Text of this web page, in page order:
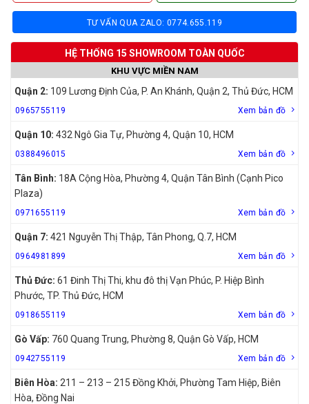
TƯ VẤN QUA ZALO: 0774.655.119
HỆ THỐNG 15 SHOWROOM TOÀN QUỐC
KHU VỰC MIỀN NAM
Quận 2: 109 Lương Định Của, P. An Khánh, Quận 2, Thủ Đức, HCM
0965755119 Xem bản đồ
Quận 10: 432 Ngô Gia Tự, Phường 4, Quận 10, HCM
0388496015 Xem bản đồ
Tân Bình: 18A Cộng Hòa, Phường 4, Quận Tân Bình (Cạnh Pico
Plaza)
0971655119 Xem bản đồ
Quận 7: 421 Nguyễn Thị Thập, Tân Phong, Q.7, HCM
0964981899 Xem bản đồ
Thủ Đức: 61 Đinh Thị Thi, khu đô thị Vạn Phúc, P. Hiệp Bình
Phước, TP. Thủ Đức, HCM
0918655119 Xem bản đồ
Gò Vấp: 760 Quang Trung, Phường 8, Quận Gò Vấp, HCM
0942755119 Xem bản đồ
Biên Hòa: 211 – 213 – 215 Đồng Khởi, Phường Tam Hiệp, Biên
Hòa, Đồng Nai